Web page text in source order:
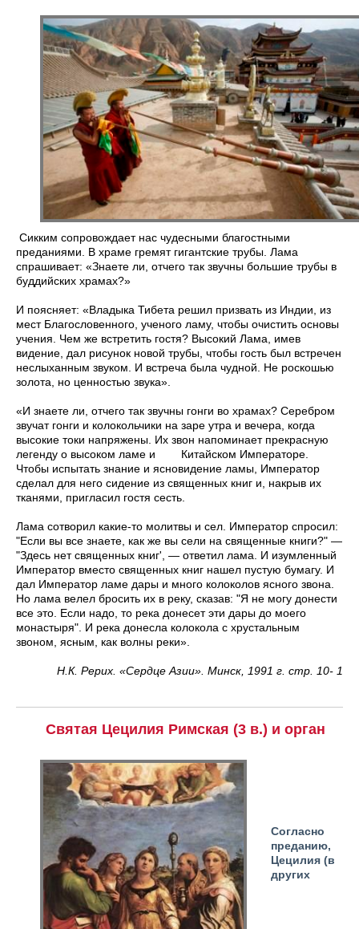
Сикким сопровождает нас чудесными благостными
преданиями. В храме гремят гигантские трубы. Лама
спрашивает: «Знаете ли, отчего так звучны большие трубы в
буддийских храмах?»
И поясняет: «Владыка Тибета решил призвать из Индии, из
мест Благословенного, ученого ламу, чтобы очистить основы
учения. Чем же встретить гостя? Высокий Лама, имев
видение, дал рисунок новой трубы, чтобы гость был встречен
неслыханным звуком. И встреча была чудной. Не роскошью
золота, но ценностью звука».
«И знаете ли, отчего так звучны гонги во храмах? Серебром
звучат гонги и колокольчики на заре утра и вечера, когда
высокие токи напряжены. Их звон напоминает прекрасную
легенду о высоком ламе и Китайском Императоре.
Чтобы испытать знание и ясновидение ламы, Император
сделал для него сидение из священных книг и, накрыв их
тканями, пригласил гостя сесть.
Лама сотворил какие-то молитвы и сел. Император спросил:
"Если вы все знаете, как же вы сели на священные книги?" —
"Здесь нет священных книг', — ответил лама. И изумленный
Император вместо священных книг нашел пустую бумагу. И
дал Император ламе дары и много колоколов ясного звона.
Но лама велел бросить их в реку, сказав: "Я не могу донести
все это. Если надо, то река донесет эти дары до моего
монастыря". И река донесла колокола с хрустальным
звоном, ясным, как волны реки».
Н.К. Рерих. «Сердце Азии». Минск, 1991 г. стр. 10- 1
Святая Цецилия Римская (3 в.) и орган
Согласно
преданию,
Цецилия (в
других